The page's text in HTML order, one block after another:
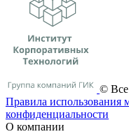
© Все
Правила использования
конфиденциальности
О компании